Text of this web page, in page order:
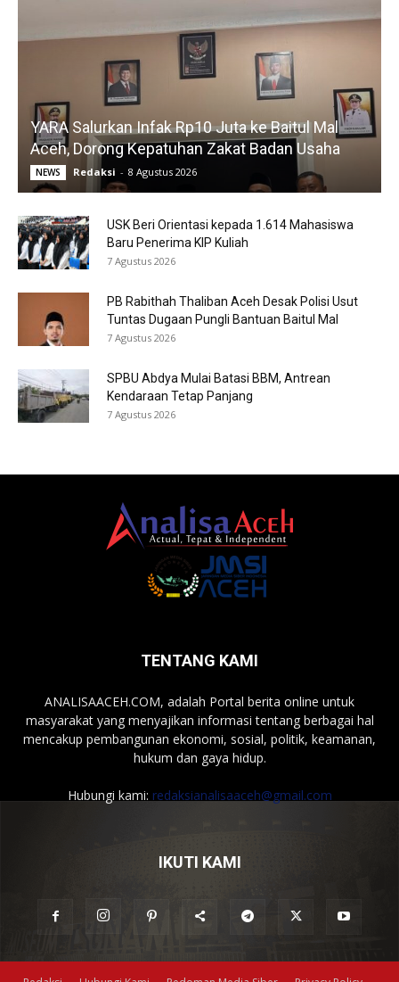
YARA Salurkan Infak Rp10 Juta ke Baitul Mal
Aceh, Dorong Kepatuhan Zakat Badan Usaha
NEWS Redaksi - 8 Agustus 2026
USK Beri Orientasi kepada 1.614 Mahasiswa
Baru Penerima KIP Kuliah
7 Agustus 2026
PB Rabithah Thaliban Aceh Desak Polisi Usut
Tuntas Dugaan Pungli Bantuan Baitul Mal
7 Agustus 2026
SPBU Abdya Mulai Batasi BBM, Antrean
Kendaraan Tetap Panjang
7 Agustus 2026
TENTANG KAMI
ANALISAACEH.COM, adalah Portal berita online untuk
masyarakat yang menyajikan informasi tentang berbagai hal
mencakup pembangunan ekonomi, sosial, politik, keamanan,
hukum dan gaya hidup.
Hubungi kami: redaksianalisaaceh@gmail.com
IKUTI KAMI